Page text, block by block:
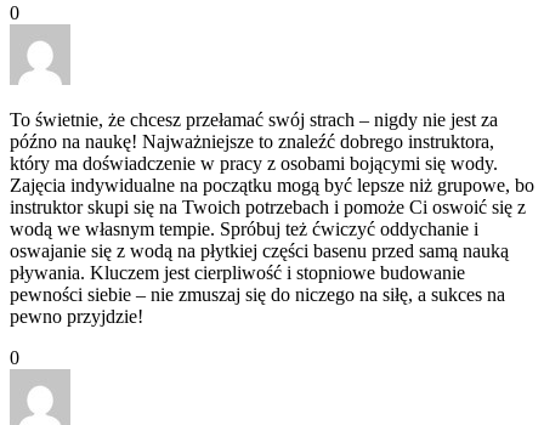
0
To świetnie, że chcesz przełamać swój strach – nigdy nie jest za
późno na naukę! Najważniejsze to znaleźć dobrego instruktora,
który ma doświadczenie w pracy z osobami bojącymi się wody.
Zajęcia indywidualne na początku mogą być lepsze niż grupowe, bo
instruktor skupi się na Twoich potrzebach i pomoże Ci oswoić się z
wodą we własnym tempie. Spróbuj też ćwiczyć oddychanie i
oswajanie się z wodą na płytkiej części basenu przed samą nauką
pływania. Kluczem jest cierpliwość i stopniowe budowanie
pewności siebie – nie zmuszaj się do niczego na siłę, a sukces na
pewno przyjdzie!
0